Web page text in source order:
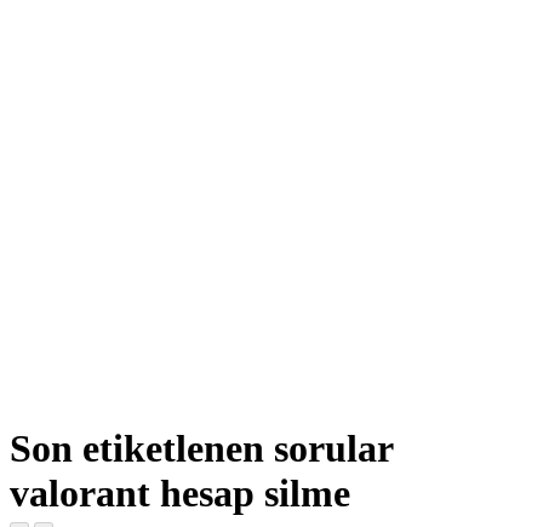
Son etiketlenen sorular
valorant hesap silme